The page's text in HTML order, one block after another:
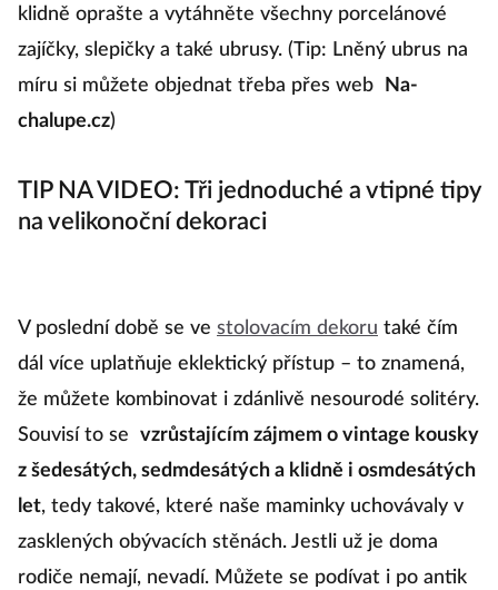
klidně oprašte a vytáhněte všechny porcelánové
zajíčky, slepičky a také ubrusy. (Tip: Lněný ubrus na
míru si můžete objednat třeba přes web
Na-
chalupe.cz)
TIP NA VIDEO: Tři jednoduché a vtipné tipy
na velikonoční dekoraci
V poslední době se ve stolovacím dekoru také čím
dál více uplatňuje eklektický přístup – to znamená,
že můžete kombinovat i zdánlivě nesourodé solitéry.
Souvisí to se
vzrůstajícím zájmem o vintage kousky
z šedesátých, sedmdesátých a klidně i osmdesátých
let, tedy takové, které naše maminky uchovávaly v
zasklených obývacích stěnách. Jestli už je doma
rodiče nemají, nevadí. Můžete se podívat i po antik